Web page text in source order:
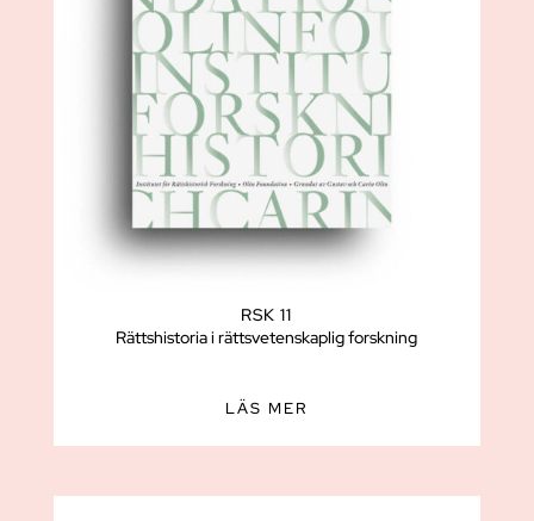
RSK 11
Rättshistoria i rättsvetenskaplig forskning
LÄS MER